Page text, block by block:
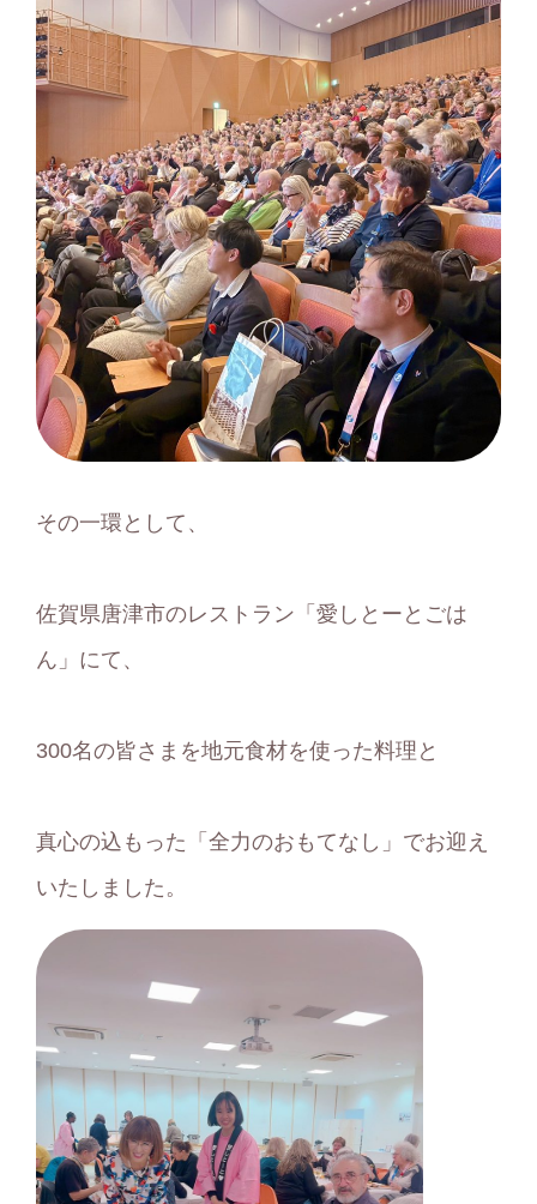
その一環として、
佐賀県唐津市のレストラン「愛しとーとごは
ん」にて、
300名の皆さまを地元食材を使った料理と
真心の込もった「全力のおもてなし」でお迎え
いたしました。